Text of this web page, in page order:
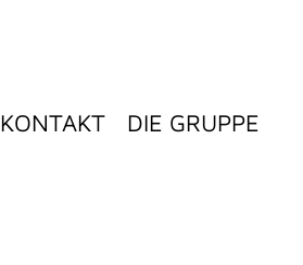
KONTAKT DIE GRUPPE